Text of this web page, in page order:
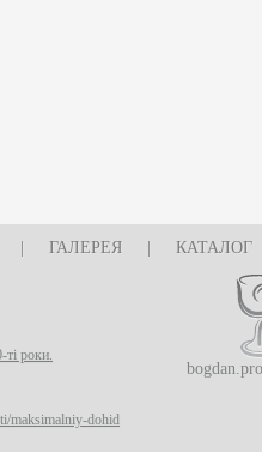
ГАЛЕРЕЯ КАТАЛОГ
ті роки.
maksimalniy-dohid